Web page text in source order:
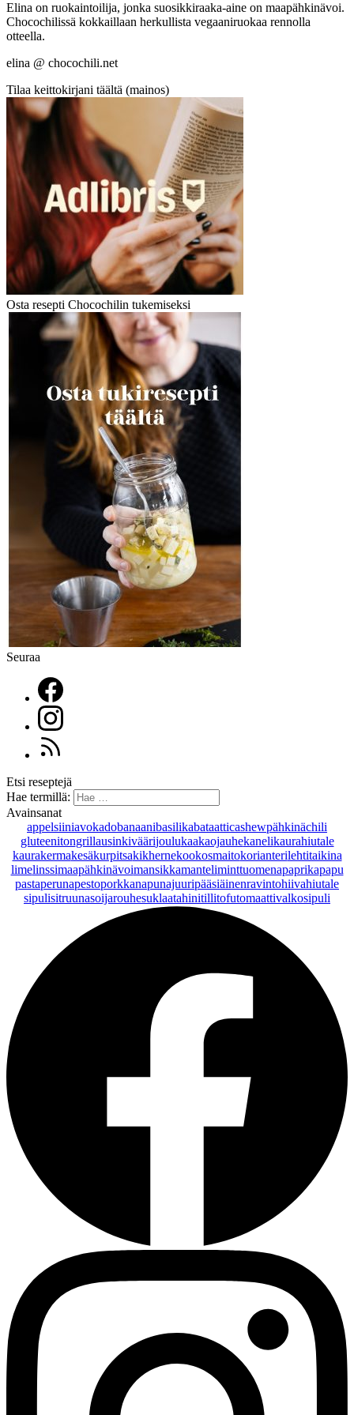
Elina on ruokaintoilija, jonka suosikkiraaka-aine on maapähkinävoi.
Chocochilissä kokkaillaan herkullista vegaaniruokaa rennolla
otteella.
elina @ chocochili.net
Tilaa keittokirjani täältä (mainos)
Osta resepti Chocochilin tukemiseksi
Seuraa
Etsi reseptejä
Hae termillä:
Avainsanat
appelsiiniavokadobanaanibasilikabataatticashewpähkinächili
gluteenitongrillausinkiväärijoulukaakaojauhekanelikaurahiutale
kaurakermakesäkurpitsakikhernekookosmaitokorianterilehtitaikina
limelinssimaapähkinävoimansikkamanteliminttuomenapaprikapapu
pastaperunapestoporkkanapunajuuripääsiäinenravintohiivahiutale
sipulisitruunasoijarouhesuklaatahinitillitofutomaattivalkosipuli